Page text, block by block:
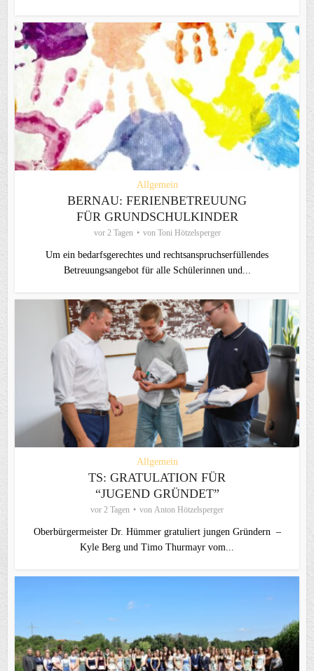
Allgemein
BERNAU: FERIENBETREUUNG
FÜR GRUNDSCHULKINDER
vor 2 Tagen von Toni Hötzelsperger
Um ein bedarfsgerechtes und rechtsanspruchserfüllendes
Betreuungsangebot für alle Schülerinnen und...
Allgemein
TS: GRATULATION FÜR
“JUGEND GRÜNDET”
vor 2 Tagen von Anton Hötzelsperger
Oberbürgermeister Dr. Hümmer gratuliert jungen Gründern –
Kyle Berg und Timo Thurmayr vom...